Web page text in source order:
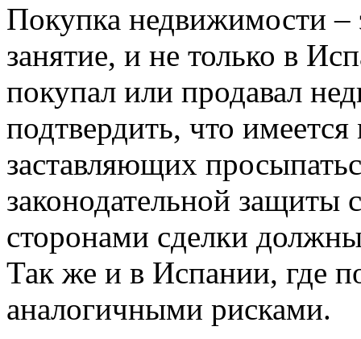
Покупка недвижимости –
занятие, и не только в
покупал или продавал
подтвердить, что
заставляющих
законодательной защиты
сторонами сделки
Так же и в Испании, где
аналогичными рисками.